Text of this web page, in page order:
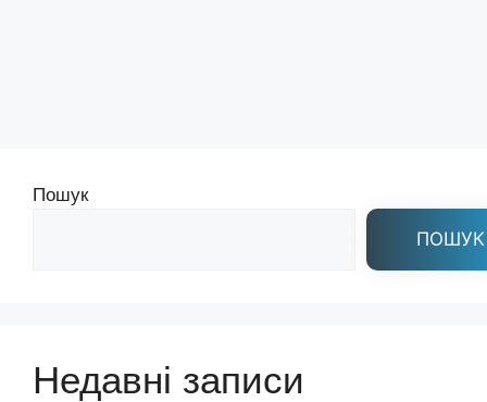
Пошук
ПОШУК
Недавні записи